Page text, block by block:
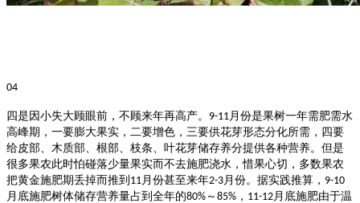
04
四是因小失大顾眼前，不顾来年再高产。 9-11 月份是果树一年需肥需水
高峰期，一要膨大果实，二要增色，三要供花芽形态分化所需，四要
给皮部、木质部、根部、枝条、叶花芽储存养分提供各种营养。但是
很多果农此时怕碰落少量果实而不去施肥浇水，惜果心切，多数果农
把黄金施肥期丢掉而推到 11 月份甚至来年2-3 月份。据实践推算， 9-10
月底施肥树体储存营养量占到全年的80% ～ 85% ， 11-12 月底施肥由于温